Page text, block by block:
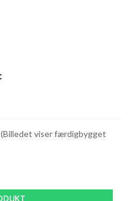
viser færdigbygget